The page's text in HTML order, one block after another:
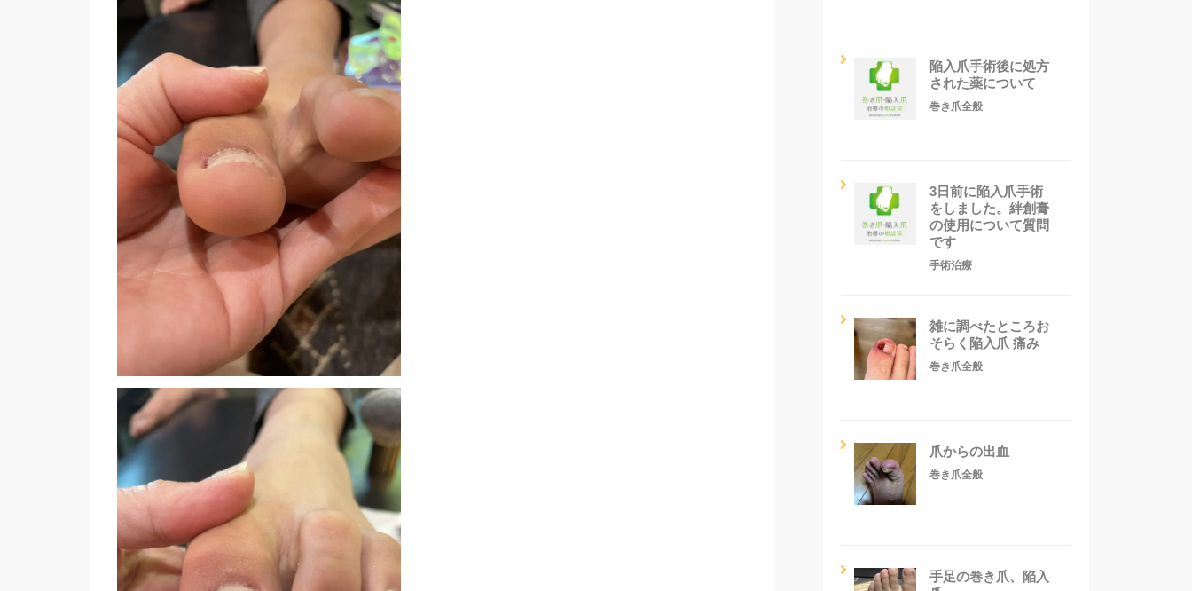
陥入爪手術後に処方
された薬について
巻き爪全般
3日前に陥入爪手術
をしました。絆創膏
の使用について質問
です
手術治療
雑に調べたところお
そらく陥入爪 痛み
巻き爪全般
爪からの出血
巻き爪全般
手足の巻き爪、陥入